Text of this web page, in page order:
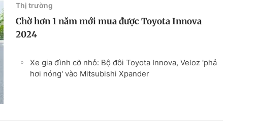
Thị trường
Chờ hơn 1 năm mới mua được Toyota Innova
2024
Xe gia đình cỡ nhỏ: Bộ đôi Toyota Innova, Veloz 'phả
hơi nóng' vào Mitsubishi Xpander